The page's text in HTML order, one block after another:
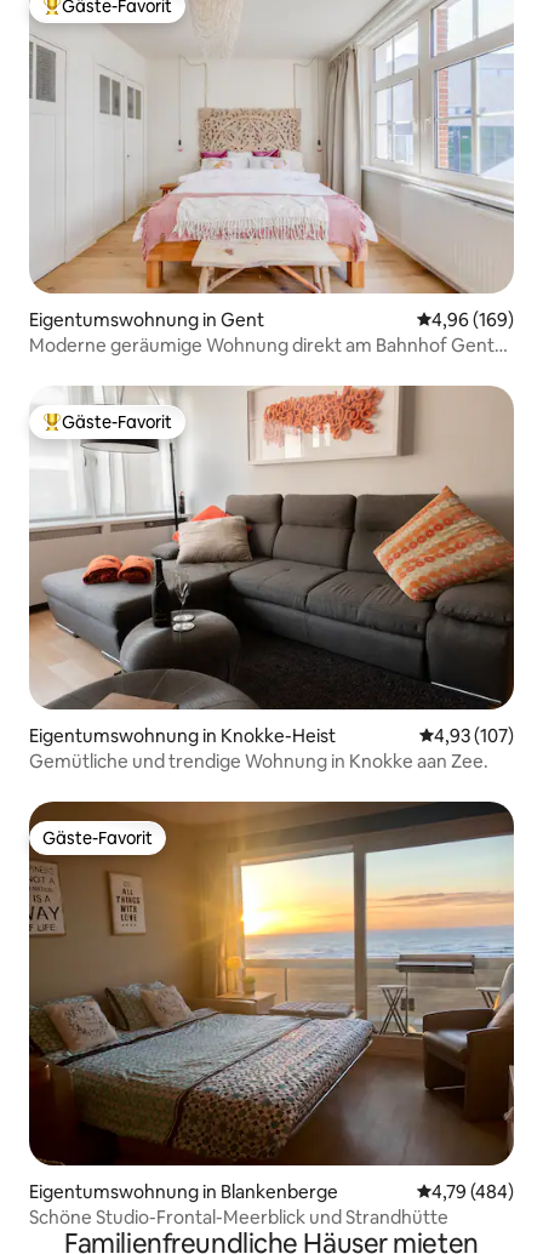
Beliebter Gäste-Favorit.
Gäste-Favorit
Eigentumswohnung in Gent
4,96 (169)
Moderne geräumige Wohnung direkt am Bahnhof Gent
Beliebter Gäste-Favorit.
Gäste-Favorit
Eigentumswohnung in Knokke-Heist
4,93 (107)
Gemütliche und trendige Wohnung in Knokke aan Zee.
Gäste-Favorit
Gäste-Favorit
Eigentumswohnung in Blankenberge
4,79 (484)
Schöne Studio-Frontal-Meerblick und Strandhütte
Familienfreundliche Häuser mieten